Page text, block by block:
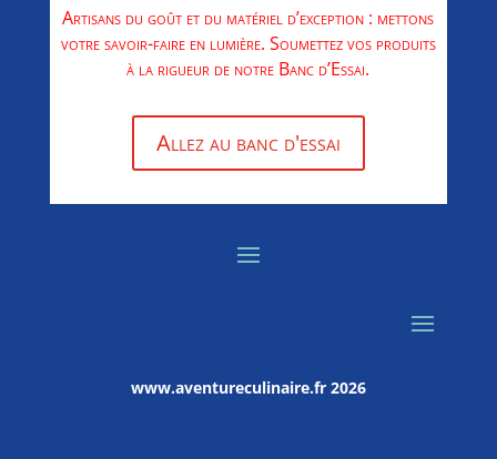
Artisans du goût et du matériel d’exception : mettons
votre savoir-faire en lumière. Soumettez vos produits
à la rigueur de notre Banc d’Essai.
Allez au banc d'essai
www.aventureculinaire.fr2026